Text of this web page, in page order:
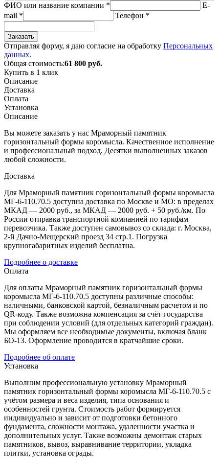
ФИО или название компании *
E-
mail * Телефон *
Заказать
Отправляя форму, я даю согласие на обработку Персональных
данных.
Общая стоимость:61 800 руб.
Купить в 1 клик
Описание
Доставка
Оплата
Установка
Описание
Вы можете заказать у нас Мраморный памятник
горизонтальный формы коромысла. Качественное исполнение
и профессиональный подход. Десятки выполненных заказов
любой сложности.
Доставка
Для Мраморный памятник горизонтальный формы коромысла
МГ-6-110.70.5 доступна доставка по Москве и МО: в пределах
МКАД — 2000 руб., за МКАД — 2000 руб. + 50 руб./км. По
России отправка транспортной компанией по тарифам
перевозчика. Также доступен самовывоз со склада: г. Москва,
2-й Дачно-Мещерский проезд 34 стр.1. Погрузка
крупногабаритных изделий бесплатна.
Подробнее о доставке
Оплата
Для оплаты Мраморный памятник горизонтальный формы
коромысла МГ-6-110.70.5 доступны различные способы:
наличными, банковской картой, безналичным расчетом и по
QR-коду. Также возможна компенсация за счёт государства
при соблюдении условий (для отдельных категорий граждан).
Мы оформляем все необходимые документы, включая бланк
БО-13. Оформление проводится в кратчайшие сроки.
Подробнее об оплате
Установка
Выполним профессиональную установку Мраморный
памятник горизонтальный формы коромысла МГ-6-110.70.5 с
учётом размера и веса изделия, типа основания и
особенностей грунта. Стоимость работ формируется
индивидуально и зависит от подготовки бетонного
фундамента, сложности монтажа, удаленности участка и
дополнительных услуг. Также возможны демонтаж старых
памятников, вывоз, выравнивание территории, укладка
плитки, установка ограды.